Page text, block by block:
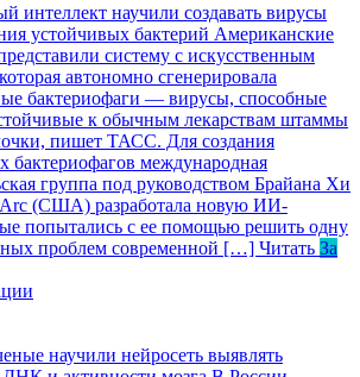
интеллект научили создавать вирусы
устойчивых бактерий Американские
систему с искусственным
автономно сгенерировала
бактериофаги — вирусы, способные
к обычным лекарствам штаммы
пишет ТАСС. Для создания
бактериофагов международная
группа под руководством Брайана Хи
Arc (США) разработала новую ИИ-
попытались с ее помощью решить одну
проблем современной […] Читать За
научили нейросеть выявлять